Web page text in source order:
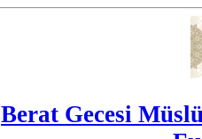
Berat Gecesi